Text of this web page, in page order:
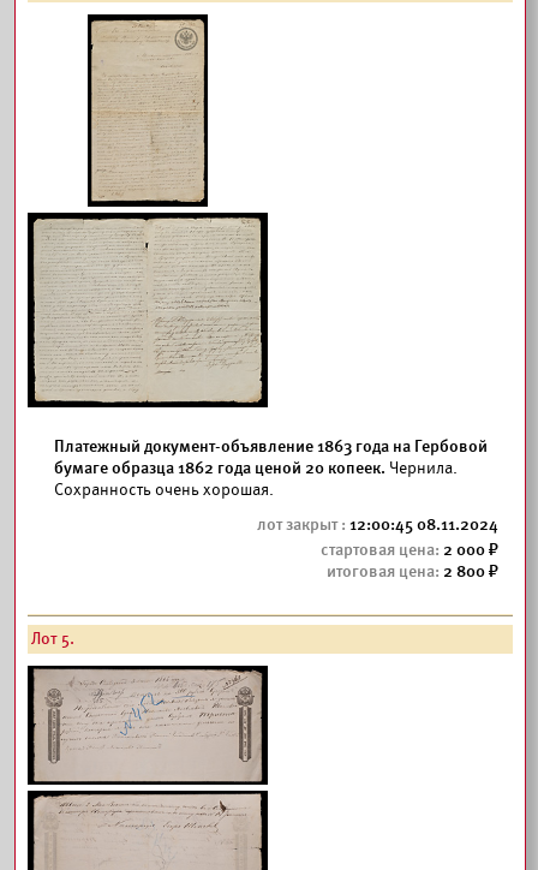
Платежный документ-объявление 1863 года на Гербовой
бумаге образца 1862 года ценой 20 копеек. Чернила.
Сохранность очень хорошая.
12:00:45 08.11.2024
2 000
2 800
Лот 5.